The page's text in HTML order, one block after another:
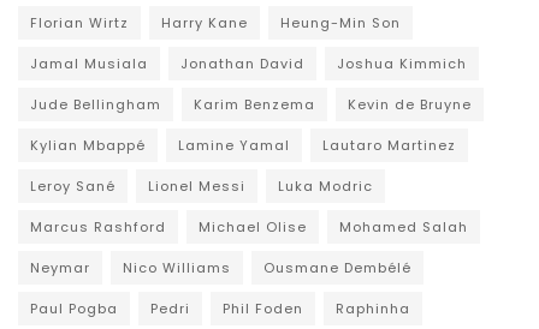
Florian Wirtz Harry Kane Heung-Min Son
Jamal Musiala Jonathan David Joshua Kimmich
Jude Bellingham Karim Benzema Kevin de Bruyne
Kylian Mbappé Lamine Yamal Lautaro Martinez
Leroy Sané Lionel Messi Luka Modric
Marcus Rashford Michael Olise Mohamed Salah
Neymar Nico Williams Ousmane Dembélé
Paul Pogba Pedri Phil Foden Raphinha